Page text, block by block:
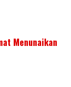
Menunaikan